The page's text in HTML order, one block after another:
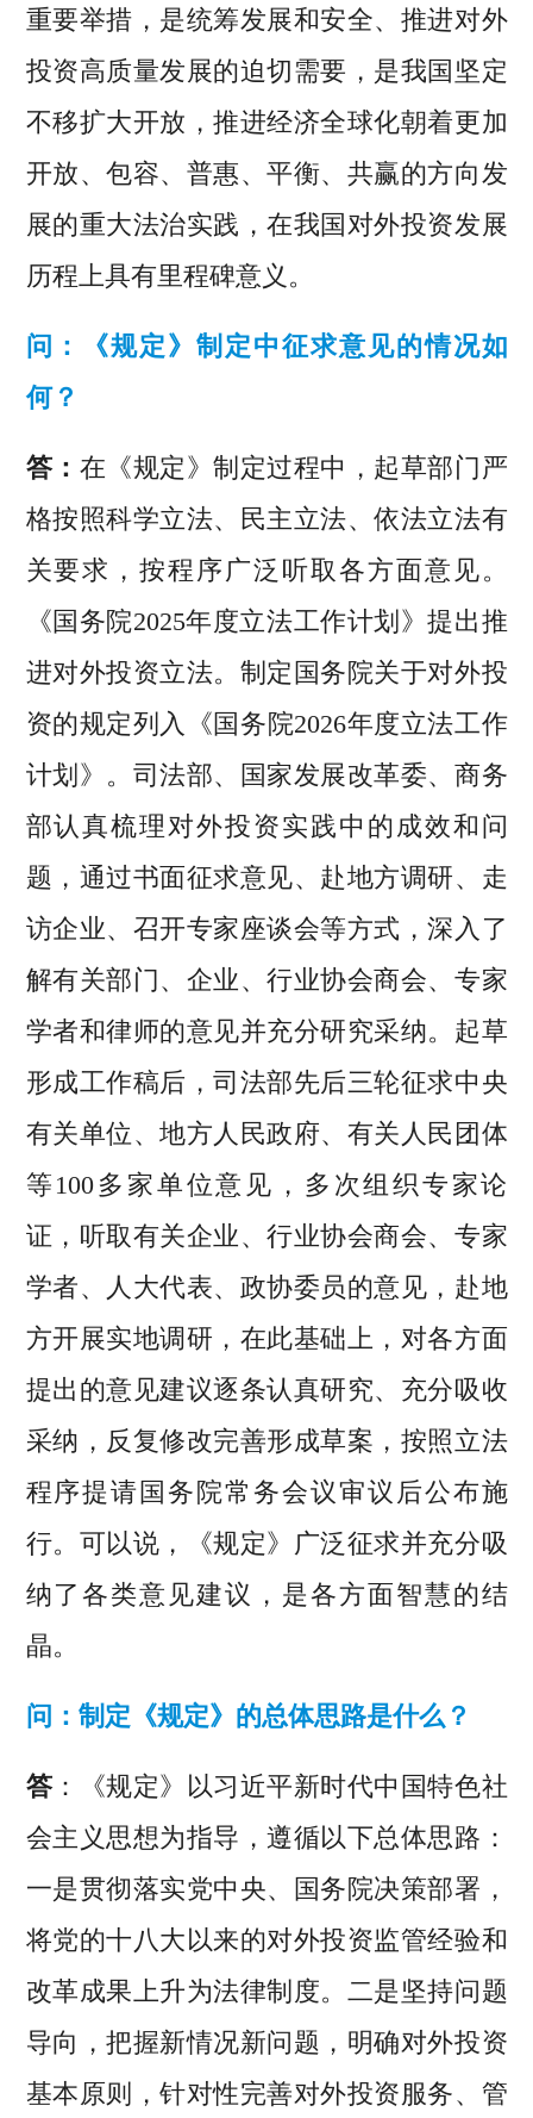
重要举措，是统筹发展和安全、推进对外
投资高质量发展的迫切需要，是我国坚定
不移扩大开放，推进经济全球化朝着更加
开放、包容、普惠、平衡、共赢的方向发
展的重大法治实践，在我国对外投资发展
历程上具有里程碑意义。
问：《规定》制定中征求意见的情况如
何？
答： 在《规定》制定过程中，起草部门严
格按照科学立法、民主立法、依法立法有
关要求，按程序广泛听取各方面意见。
《国务院2025年度立法工作计划》提出推
进对外投资立法。制定国务院关于对外投
资的规定列入《国务院2026年度立法工作
计划》。司法部、国家发展改革委、商务
部认真梳理对外投资实践中的成效和问
题，通过书面征求意见、赴地方调研、走
访企业、召开专家座谈会等方式，深入了
解有关部门、企业、行业协会商会、专家
学者和律师的意见并充分研究采纳。起草
形成工作稿后，司法部先后三轮征求中央
有关单位、地方人民政府、有关人民团体
等100多家单位意见，多次组织专家论
证，听取有关企业、行业协会商会、专家
学者、人大代表、政协委员的意见，赴地
方开展实地调研，在此基础上，对各方面
提出的意见建议逐条认真研究、充分吸收
采纳，反复修改完善形成草案，按照立法
程序提请国务院常务会议审议后公布施
行。可以说，《规定》广泛征求并充分吸
纳了各类意见建议，是各方面智慧的结
晶。
问：制定《规定》的总体思路是什么？
答：《规定》以习近平新时代中国特色社
会主义思想为指导，遵循以下总体思路：
一是贯彻落实党中央、国务院决策部署，
将党的十八大以来的对外投资监管经验和
改革成果上升为法律制度。二是坚持问题
导向，把握新情况新问题，明确对外投资
基本原则，针对性完善对外投资服务、管